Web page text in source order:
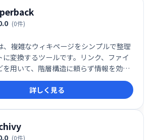
(0件)
複雑なウィキページをシンプルで整理
に変換するツールです。リンク、ファイ
を用いて、階層構造に頼らず情報を効率
ます。 深い階層構造に悩むことなく、必
にアクセスできます。
詳しく見る
(0件)